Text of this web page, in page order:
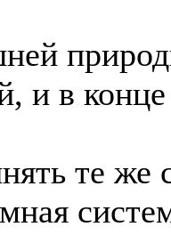
и в
те же